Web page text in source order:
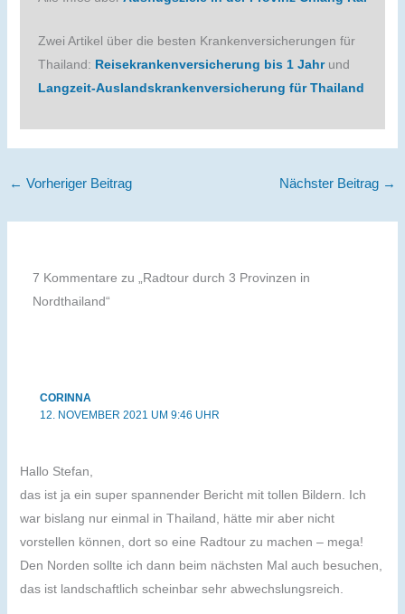
Zwei Artikel über die besten Krankenversicherungen für
Thailand: Reisekrankenversicherung bis 1 Jahrund
Langzeit-Auslandskrankenversicherung für Thailand
← Vorheriger Beitrag Nächster Beitrag →
7 Kommentare zu „Radtour durch 3 Provinzen in
Nordthailand“
CORINNA
12. NOVEMBER 2021 UM 9:46 UHR
Hallo Stefan,
das ist ja ein super spannender Bericht mit tollen Bildern. Ich
war bislang nur einmal in Thailand, hätte mir aber nicht
vorstellen können, dort so eine Radtour zu machen – mega!
Den Norden sollte ich dann beim nächsten Mal auch besuchen,
das ist landschaftlich scheinbar sehr abwechslungsreich.